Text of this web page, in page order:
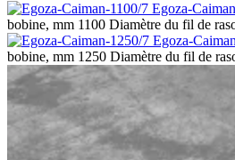
Egoza-
bobine, mm 1100 Diamètre du fil de
Egoza-
bobine, mm 1250 Diamètre du fil de